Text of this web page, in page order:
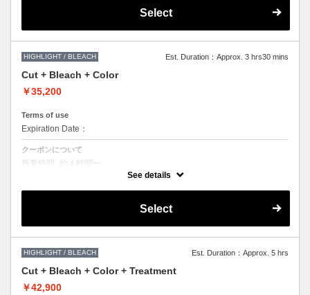
●トリートメントは髪質に合わせてご提案させていただいておりますの
●ご希望の色やカラー履歴、デザインによっては
1度のブリーチでは表現できない場合もございますので
●髪の長さにより別途ロング料金を頂戴いたします。
Select
HIGHLIGHT / BLEACH Est. Duration：Approx. 3 hrs30 mins
Cut + Bleach + Color
￥35,200
Terms of use
Expiration Date：
クーポンについて
所要時間_約４時間〜
ブリーチによる枝毛切れ毛などのダメージをカットするケアブリーチを
1度のブリーチでは表現できない場合もございますので
●髪の長さにより別途ロング料金を頂戴いたします。
See details
Select
HIGHLIGHT / BLEACH Est. Duration：Approx. 5 hrs
Cut + Bleach + Color + Treatment
￥42,900